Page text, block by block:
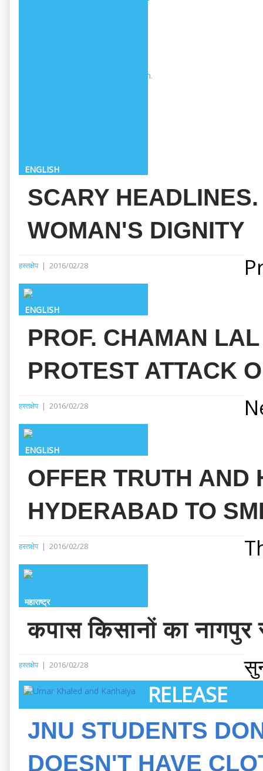
ENGLISH
SCARY
WOMAN'S DIGNITY
हस्तक्षेप | 2016/02/28
ENGLISH
PROF. CHAMAN
PROTEST ATTACK
हस्तक्षेप | 2016/02/28
ENGLISH
OFFER TRUTH AND
HYDERABAD TO
हस्तक्षेप | 2016/02/28
महाराष्ट्र
कपास किसानों का नागपुर
हस्तक्षेप | 2016/02/28
RELEASE
JNU STUDENTS
DOESN'T HAVE